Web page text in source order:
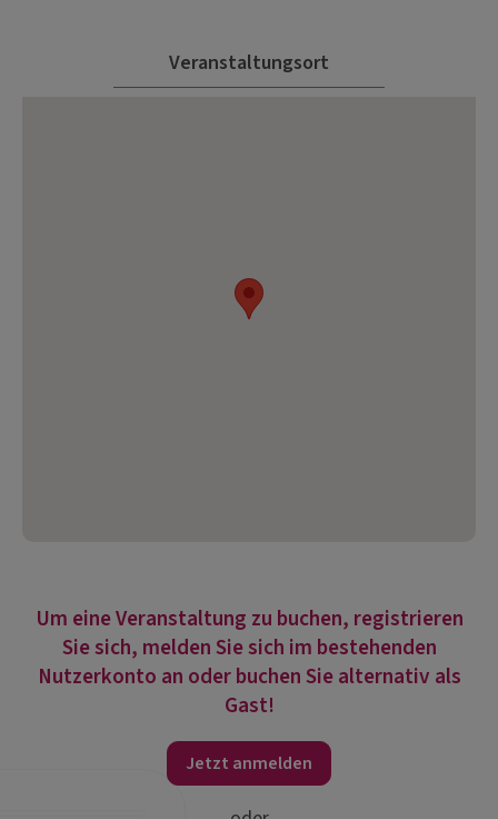
Veranstaltungsort
Um eine Veranstaltung zu buchen, registrieren
Sie sich, melden Sie sich im bestehenden
Nutzerkonto an oder buchen Sie alternativ als
Gast!
Jetzt anmelden